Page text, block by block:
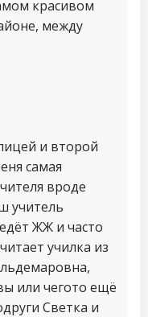
красивом
между
и второй
самая
вроде
учитель
ЖЖ и часто
училка из
или чегото ещё
Светка и